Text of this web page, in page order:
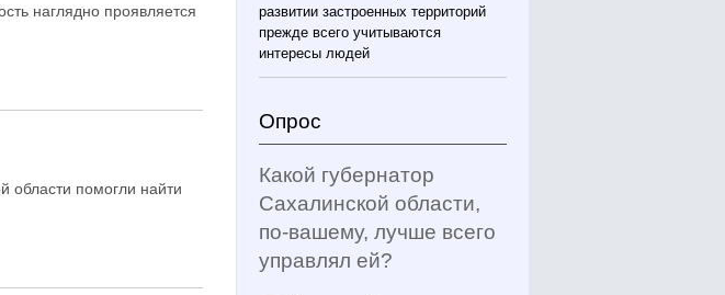
наглядно проявляется
области помогли найти
развитии застроенных территорий
прежде всего учитываются
интересы людей
Опрос
Какой губернатор
Сахалинской области,
по-вашему, лучше всего
управлял ей?